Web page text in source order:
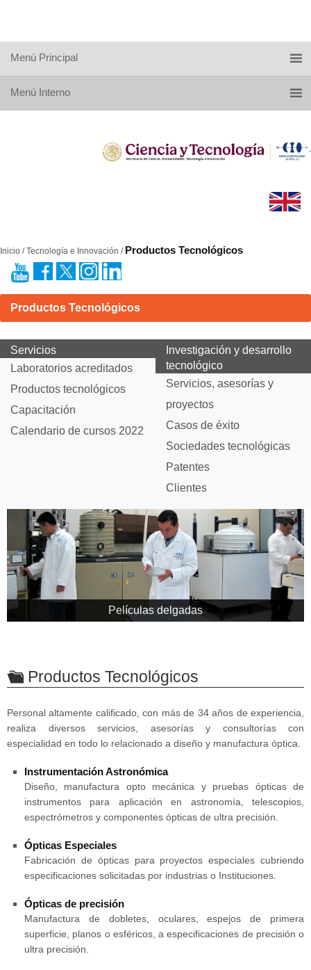
Menú Principal
Menú Interno
Inicio / Tecnología e Innovación / Productos Tecnológicos
Productos Tecnológicos
Servicios
Laboratorios acreditados
Productos tecnológicos
Capacitación
Calendario de cursos 2022
Investigación y desarrollo
tecnológico
Servicios, asesorías y
proyectos
Casos de éxito
Sociedades tecnológicas
Patentes
Clientes
Películas delgadas
Productos Tecnológicos
Personal altamente calificado, con más de 34 años de experiencia,
realiza diversos servicios, asesorías y consultorías con
especialidad en todo lo relacionado a diseño y manufactura óptica.
Instrumentación Astronómica
Diseño, manufactura opto mecánica y pruebas ópticas de
instrumentos para aplicación en astronomía, telescopios,
espectrómetros y componentes ópticas de ultra precisión.
Ópticas Especiales
Fabricación de ópticas para proyectos especiales cubriendo
especificaciones solicitadas por industrias o Instituciones.
Ópticas de precisión
Manufactura de dobletes, oculares, espejos de primera
superficie, planos o esféricos, a especificaciones de precisión o
ultra precisión.